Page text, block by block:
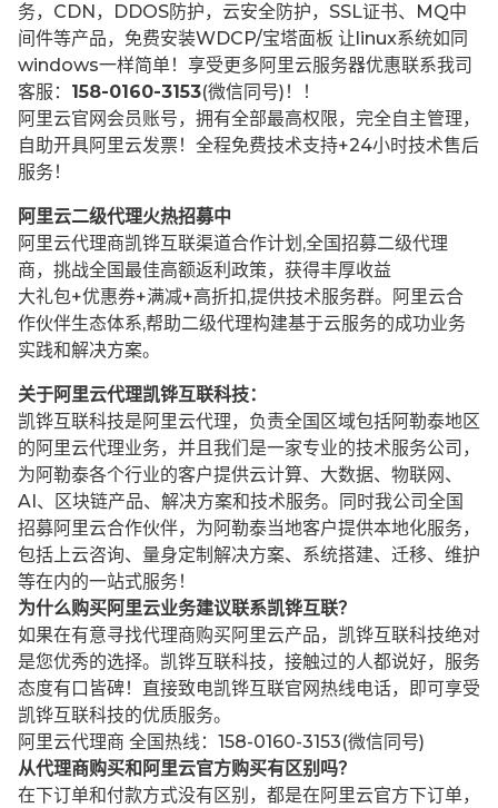
务，CDN，DDOS防护，云安全防护，SSL证书、MQ中
间件等产品，免费安装WDCP/宝塔面板 让 linux系统如同
windows一样简单！享受更多阿里云服务器优惠联系我司
客服： 158-0160-3153(微信同号)！！
阿里云官网会员账号，拥有全部最高权限，完全自主管理，
自助开具阿里云发票！全程免费技术支持+24小时技术售后
服务！
阿里云二级代理火热招募中
阿里云代理商凯铧互联渠道合作计划,全国招募二级代理
商，挑战全国最佳高额返利政策，获得丰厚收益
大礼包+优惠券+满减+高折扣,提供技术服务群。阿里云合
作伙伴生态体系,帮助二级代理构建基于云服务的成功业务
实践和解决方案。
关于阿里云代理凯铧互联科技：
凯铧互联科技是阿里云代理，负责全国区域包括阿勒泰地区
的阿里云代理业务，并且我们是一家专业的技术服务公司，
为阿勒泰各个行业的客户提供云计算、大数据、物联网、
AI、区块链产品、解决方案和技术服务。同时我公司全国
招募阿里云合作伙伴，为阿勒泰当地客户提供本地化服务，
包括上云咨询、量身定制解决方案、系统搭建、迁移、维护
等在内的一站式服务！
为什么购买阿里云业务建议联系凯铧互联？
如果在有意寻找代理商购买阿里云产品，凯铧互联科技绝对
是您优秀的选择。凯铧互联科技，接触过的人都说好，服务
态度有口皆碑！直接致电凯铧互联官网热线电话，即可享受
凯铧互联科技的优质服务。
阿里云代理商 全国热线：158-0160-3153(微信同号)
从代理商购买和阿里云官方购买有区别吗？
在下订单和付款方式没有区别，都是在阿里云官方下订单，